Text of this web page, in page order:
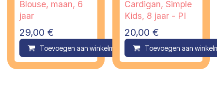
Blouse, maan, 6
jaar
29,00 €
Toevoegen aan winkelmandje Compare
Cardigan, Simple
Kids, 8 jaar - PI
20,00 €
Toevoegen aan